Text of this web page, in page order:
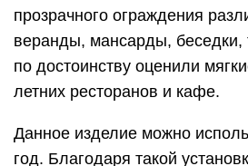
прозрачного ограждения
веранды, мансарды,
по достоинству оценили
летних ресторанов и кафе.
Данное изделие можно
год. Благодаря такой